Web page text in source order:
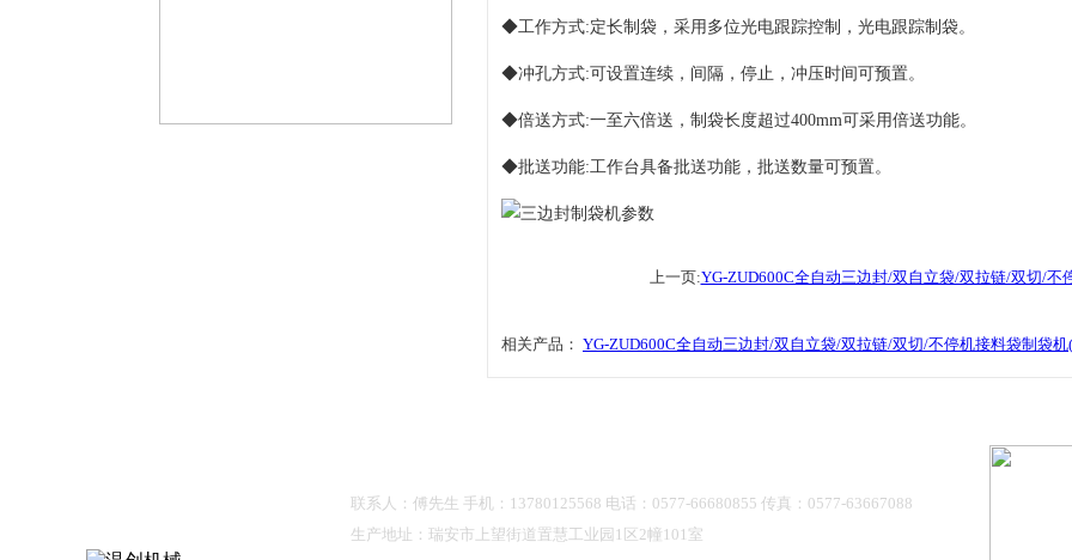
◆工作方式:定长制袋，采用多位光电跟踪控制，光电跟踪制袋。
◆冲孔方式:可设置连续，间隔，停止，冲压时间可预置。
◆倍送方式:一至六倍送，制袋长度超过400mm可采用倍送功能。
◆批送功能:工作台具备批送功能，批送数量可预置。
上一页:YG-ZUD600C全自动三边封/双自立袋/双拉链/双切/不
相关产品： YG-ZUD600C全自动三边封/双自立袋/双拉链/双切/不停机接料袋制袋机
联系人：傅先生 手机：13780125568 电话：0577-66680855 传真：0577-63667088
生产地址：瑞安市上望街道置慧工业园1区2幢101室